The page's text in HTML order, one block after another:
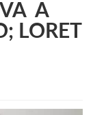
A
LORET